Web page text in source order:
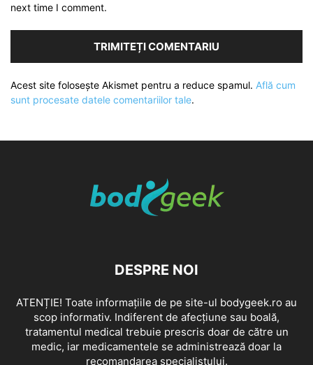
next time I comment.
Acest site folosește Akismet pentru a reduce spamul. Află cum
sunt procesate datele comentariilor tale.
DESPRE NOI
ATENȚIE! Toate informațiile de pe site-ul bodygeek.ro au
scop informativ. Indiferent de afecțiune sau boală,
tratamentul medical trebuie prescris doar de către un
medic, iar medicamentele se administrează doar la
recomandarea specialistului.